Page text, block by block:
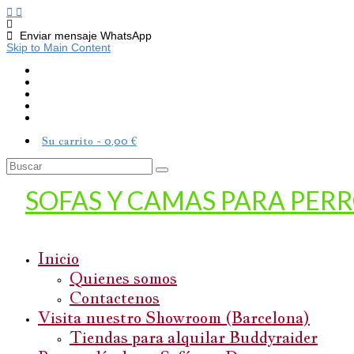
Enviar mensaje WhatsApp
Skip to Main Content
Su carrito - 0,00 €
Buscar
por:
SOFAS Y CAMAS PARA
Inicio
Quienes somos
Contactenos
Visita nuestro Showroom (Barcelona)
Tiendas para alquilar Buddyraider